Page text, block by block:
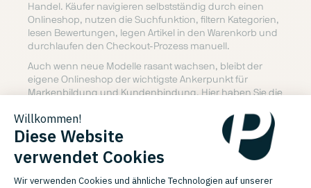
Handel. Käufer navigieren selbstständig durch einen
Onlineshop, nutzen die Suchfunktion, filtern Kategorien,
lesen Bewertungen, legen Artikel in den Warenkorb und
durchlaufen den Checkout-Prozess manuell.
Auch wenn neue Modelle rasant wachsen, bleibt der
eigene Onlineshop der wichtigste Ankerpunkt für
Markenbildung und Kundenbindung. Hier haben Sie die
der plentyShop Onlineshop bietet die Basis, um das
Sortiment SEO-optimiert und performant zu
präsentieren. Der klassische Onlinehandel verschwindet
nicht, er wird lediglich durch die neuen Kanäle ergänzt.